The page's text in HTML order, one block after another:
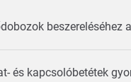
beszereléséhez
és kapcsolóbetétek